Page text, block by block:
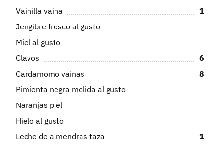
Vainilla vaina
1
Jengibre fresco al gusto
Miel al gusto
Clavos
6
Cardamomo vainas
8
Pimienta negra molida al gusto
Naranjas piel
Hielo al gusto
Leche de almendras taza
1